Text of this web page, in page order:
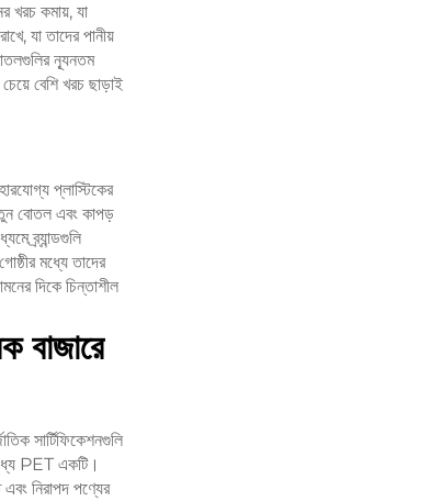
খরচ কমায়, যা
যা তাদের পানীয়
ন্যূনতম
বেশি খরচ ছাড়াই
প্লাস্টিকের
বোতল এবং কাপড়
ব্র্যান্ডগুলি
মধ্যে তাদের
দিকে চিন্তাশীল
বাজারে
সার্টিফিকেশনগুলি
PET একটি।
নিরাপদ পণ্যের